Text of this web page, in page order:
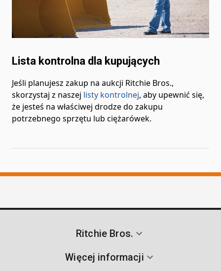
Lista kontrolna dla kupujących
Jeśli planujesz zakup na aukcji Ritchie Bros.,
skorzystaj z naszej listy kontrolnej, aby upewnić się,
że jesteś na właściwej drodze do zakupu
potrzebnego sprzętu lub ciężarówek.
Ritchie Bros.
Więcej informacji